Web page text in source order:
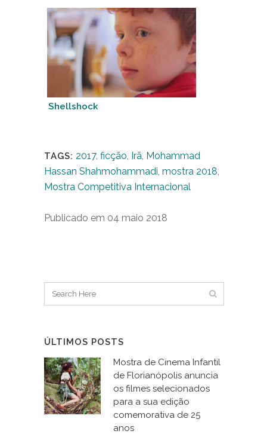
Shellshock
TAGS: 2017, ficção Irã Mohammad
Hassan Shahmohammadi mostra 2018
Mostra Competitiva Internacional
Publicado em 04 maio 2018
ÚLTIMOS POSTS
Mostra de Cinema Infantil
de Florianópolis anuncia
os filmes selecionados
para a sua edição
comemorativa de 25
anos